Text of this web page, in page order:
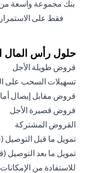
بنك مجموعة واسعة
فقط على
حلول رأس المال
قروض طويلة الأجل
تسهيلات السحب على
قروض مقابل إيصال
قروض قصيرة الأجل
القروض المشتركة
تمويل ما قبل
تمويل ما بعد التوصيل
للاستفادة من